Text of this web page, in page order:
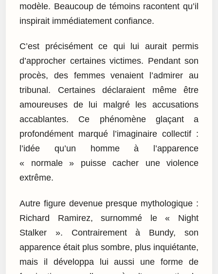
modèle. Beaucoup de témoins racontent qu’il
inspirait immédiatement confiance.
C’est précisément ce qui lui aurait permis
d’approcher certaines victimes. Pendant son
procès, des femmes venaient l’admirer au
tribunal. Certaines déclaraient même être
amoureuses de lui malgré les accusations
accablantes. Ce phénomène glaçant a
profondément marqué l’imaginaire collectif :
l’idée qu’un homme à l’apparence
« normale » puisse cacher une violence
extrême.
Autre figure devenue presque mythologique :
Richard Ramirez, surnommé le « Night
Stalker ». Contrairement à Bundy, son
apparence était plus sombre, plus inquiétante,
mais il développa lui aussi une forme de